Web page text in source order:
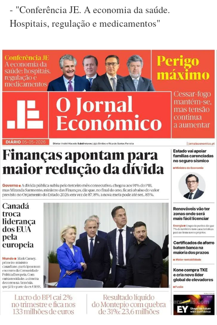
- "Conferência JE. A economia da saúde.
Hospitais, regulação e medicamentos"